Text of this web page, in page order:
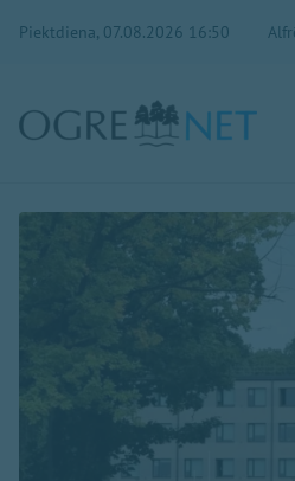
Piektdiena, 07.08.2026 16:50